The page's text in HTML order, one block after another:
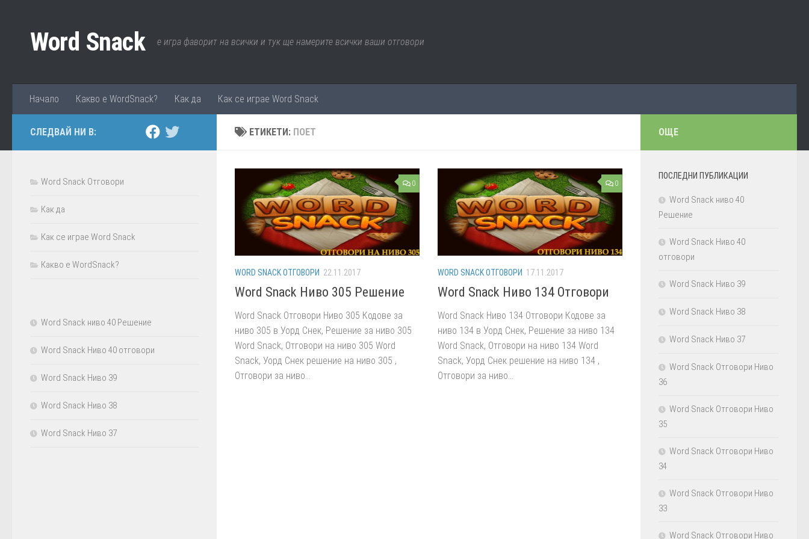
Word Snack е игра фаворит на всички и тук ще намерите всички ваши отговори
Начало Какво е WordSnack? Как да Как се играе Word Snack
ЕТИКЕТИ: ПОЕТ
0
WORD SNACK ОТГОВОРИ 22.11.2017
Word Snack Ниво 305 Решение
Word Snack Отговори Ниво 305 Кодове за
ниво 305 в Уорд Снек, Решение за ниво 305
Word Snack, Отговори на ниво 305 Word
Snack, Уорд Снек решение на ниво 305 ,
Отговори за ниво...
0
WORD SNACK ОТГОВОРИ 17.11.2017
Word Snack Ниво 134 Отговори
Word Snack Ниво 134 Отговори Кодове за
ниво 134 в Уорд Снек, Решение за ниво 134
Word Snack, Отговори на ниво 134 Word
Snack, Уорд Снек решение на ниво 134 ,
Отговори за ниво...
СЛЕДВАЙ НИ В:
Word Snack Отговори
Как да
Как се играе Word Snack
Какво е WordSnack?
Word Snack ниво 40 Решение
Word Snack Ниво 40 отговори
Word Snack Ниво 39
Word Snack Ниво 38
Word Snack Ниво 37
ОЩЕ
ПОСЛЕДНИ ПУБЛИКАЦИИ
Word Snack ниво 40
Решение
Word Snack Ниво 40
отговори
Word Snack Ниво 39
Word Snack Ниво 38
Word Snack Ниво 37
Word Snack Отговори Ниво
36
Word Snack Отговори Ниво
35
Word Snack Отговори Ниво
34
Word Snack Отговори Ниво
33
Word Snack Отговори Ниво